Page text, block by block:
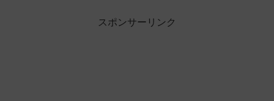
スポンサーリンク